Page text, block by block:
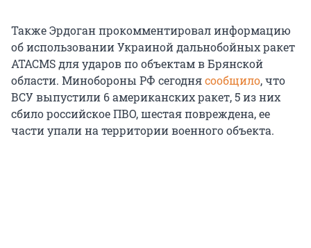
Также Эрдоган прокомментировал информацию
об использовании Украиной дальнобойных ракет
ATACMS для ударов по объектам в Брянской
области. Минобороны РФ сегоднясообщило, что
ВСУ выпустили 6 американских ракет, 5 из них
сбило российское ПВО, шестая повреждена, ее
части упали на территории военного объекта.